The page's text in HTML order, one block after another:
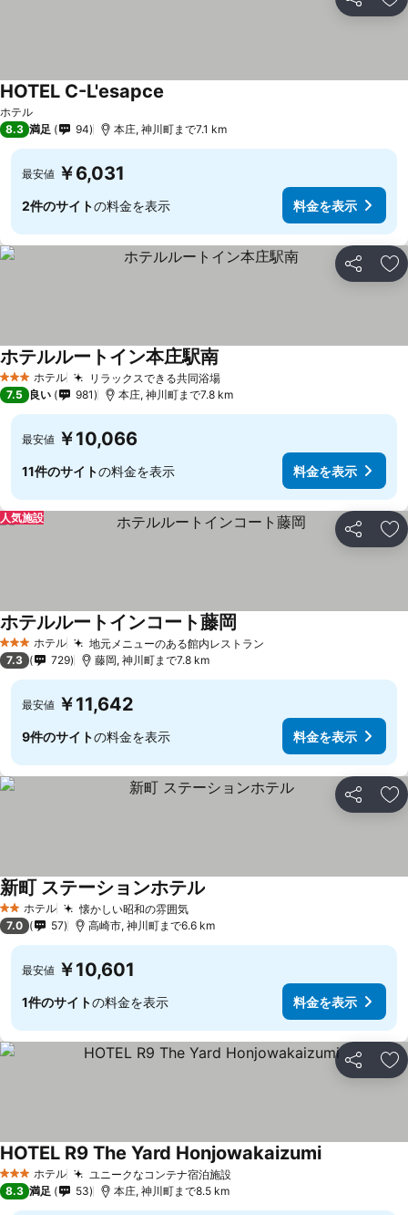
シェア お
ホテル
HOTEL C-L'esapce
8.3 満足 94 本庄, 神川町まで7.1 km
最安値 ￥6,031
2件のサイトの料金を表示 料金を表示
シェア お
3 ホテルのランク
ホテル リラックスできる共同浴場
ホテルルートイン本庄駅南
7.5 良い 981 本庄, 神川町まで7.8 km
最安値 ￥10,066
11件のサイトの料金を表示 料金を表示
シェア お
人気施設
3 ホテルのランク
ホテル 地元メニューのある館内レストラン
ホテルルートインコート藤岡
7.3 729 藤岡, 神川町まで7.8 km
最安値 ￥11,642
9件のサイトの料金を表示 料金を表示
シェア お
2 ホテルのランク
ホテル 懐かしい昭和の雰囲気
新町 ステーションホテル
7.0 57 高崎市, 神川町まで6.6 km
最安値 ￥10,601
1件のサイトの料金を表示 料金を表示
シェア お
3 ホテルのランク
ホテル ユニークなコンテナ宿泊施設
HOTEL R9 The Yard Honjowakaizumi
8.3 満足 53 本庄, 神川町まで8.5 km